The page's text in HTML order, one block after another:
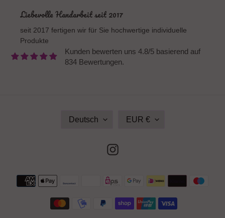
Liebevolle Handarbeit seit 2017
seit 2017 fertigen wir für Sie hochwertige individuelle
Produkte
Kunden bewerten uns 4.8/5 basierend auf
834 Bewertungen.
Deutsch W
R
U
EUR €
Instagram
Zahlungsmethoden